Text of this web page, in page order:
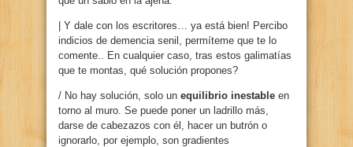
| Y dale con los escritores… ya está bien! Percibo
indicios de demencia senil, permíteme que te lo
comente.. En cualquier caso, tras estos galimatías
que te montas, qué solución propones?
/ No hay solución, solo un equilibrio inestable en
torno al muro. Se puede poner un ladrillo más,
darse de cabezazos con él, hacer un butrón o
ignorarlo, por ejemplo, son gradientes